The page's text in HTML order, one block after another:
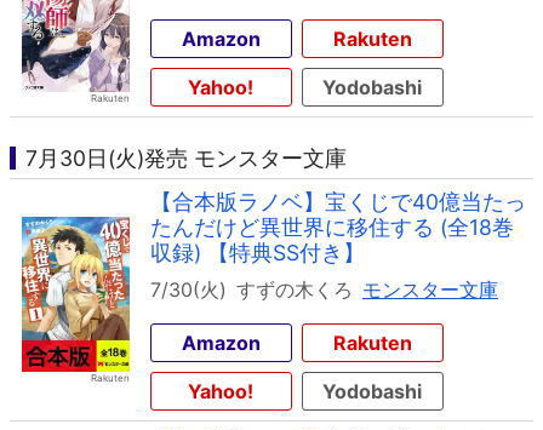
Amazon
Rakuten
Yahoo!
Yodobashi
7月30日(火)発売 モンスター文庫
【合本版ラノベ】宝くじで40億当たっ
たんだけど異世界に移住する (全18巻
収録) 【特典SS付き】
7/30(火) すずの木くろ モンスター文庫
Amazon
Rakuten
Yahoo!
Yodobashi